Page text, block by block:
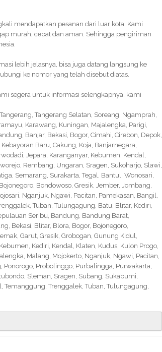
mendapatkan pesanan dari luar kota. Kami
murah, cepat dan aman. Sehingga pengiriman
lebih jelasnya, bisa juga datang langsung ke
ke nomor yang telah disebut diatas.
segera untuk informasi selengkapnya. kami
Tangerang Selatan, Soreang, Ngamprah,
Karawang, Kuningan, Majalengka, Parigi,
Banjar, Bekasi, Bogor, Cimahi, Cirebon, Depok,
Baru, Cakung, Koja, Banjarnegara,
Jepara, Karanganyar, Kebumen, Kendal,
Rembang, Ungaran, Sragen, Sukoharjo, Slawi,
Semarang, Surakarta, Tegal, Bantul, Wonosari,
Bondowoso, Gresik, Jember, Jombang,
Nganjuk, Ngawi, Pacitan, Pamekasan, Bangil,
Tuban, Tulungagung, Batu, Blitar, Kediri,
Seribu, Bandung, Bandung Barat,
Bekasi, Blitar, Blora, Bogor, Bojonegoro,
Garut, Gresik, Grobogan, Gunung Kidul,
Kediri, Kendal, Klaten, Kudus, Kulon Progo,
Malang, Mojokerto, Nganjuk, Ngawi, Pacitan,
Ponorogo, Probolinggo, Purbalingga, Purwakarta,
Sleman, Sragen, Subang, Sukabumi,
Temanggung, Trenggalek, Tuban, Tulungagung,